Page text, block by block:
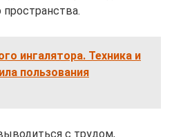
ингалятора. Техника и
пользования
с трудом,